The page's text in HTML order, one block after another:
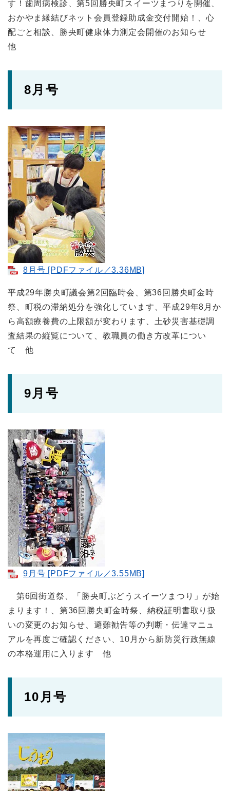
す！歯周病検診、第5回勝央町スイーツまつりを開催、
おかやま縁結びネット会員登録助成金交付開始！、心
配ごと相談、勝央町健康体力測定会開催のお知らせ
他
8月号
8月号 [PDFファイル／3.36MB]
平成29年勝央町議会第2回臨時会、第36回勝央町金時
祭、町税の滞納処分を強化しています、平成29年8月か
ら高額療養費の上限額が変わります、土砂災害基礎調
査結果の縦覧について、教職員の働き方改革につい
て 他
9月号
9月号 [PDFファイル／3.55MB]
第6回街道祭、「勝央町ぶどうスイーツまつり」が始
まります！、第36回勝央町金時祭、納税証明書取り扱
いの変更のお知らせ、避難勧告等の判断・伝達マニュ
アルを再度ご確認ください、10月から新防災行政無線
の本格運用に入ります 他
10月号